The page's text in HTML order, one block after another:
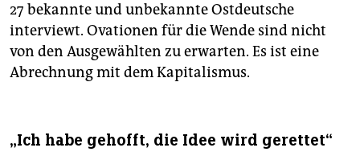
27 bekannte und unbekannte Ostdeutsche
interviewt. Ovationen für die Wende sind nicht
von den Ausgewählten zu erwarten. Es ist eine
Abrechnung mit dem Kapitalismus.
„Ich habe gehofft, die Idee wird gerettet“